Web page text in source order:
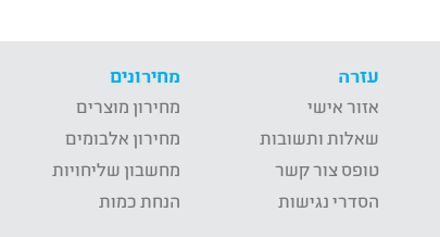
עזרה
אזור אישי
שאלות ותשובות
טופס צור קשר
הסדרי נגישות
מחירונים
מחירון מוצרים
מחירון אלבומים
מחשבון שליחויות
הנחת כמות